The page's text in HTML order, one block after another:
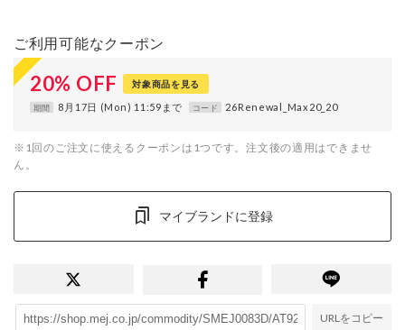
ご利用可能なクーポン
20% OFF 対象商品を見る
期間 8月17日 (Mon) 11:59まで コード 26Renewal_Max20_20
※1回のご注文に使えるクーポンは1つです。注文後の適用はできませ
ん。
マイブランドに登録
URLをコピー